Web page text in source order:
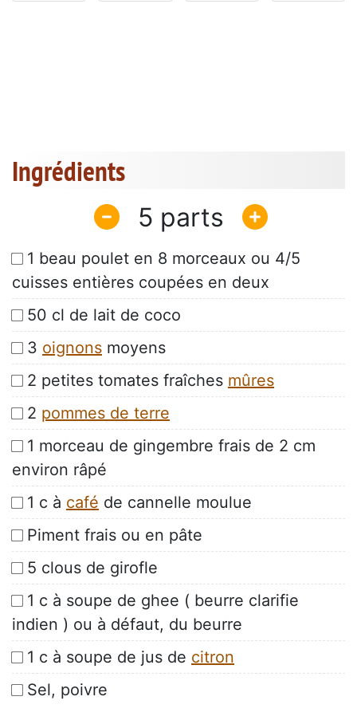
Ingrédients
5
1 beau poulet en 8 morceaux ou 4/5
cuisses entières coupées en deux
50 cl de lait de coco
3 oignons moyens
2 petites tomates fraîches mûres
2 pommes de terre
1 morceau de gingembre frais de 2 cm
environ râpé
1 c à café de cannelle moulue
Piment frais ou en pâte
5 clous de girofle
1 c à soupe de ghee ( beurre clarifie
indien ) ou à défaut, du beurre
1 c à soupe de jus de citron
Sel, poivre